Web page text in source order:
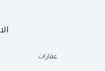
عقارات